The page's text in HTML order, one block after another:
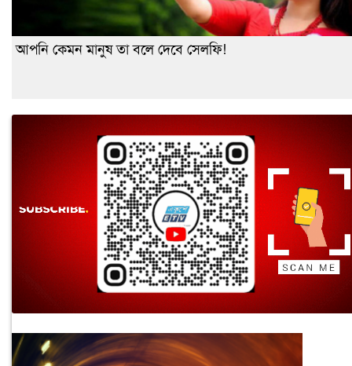
আপনি কেমন মানুষ তা বলে দেবে সেলফি!